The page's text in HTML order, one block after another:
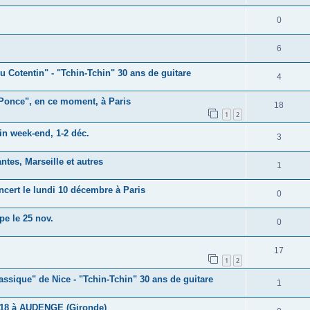
n
s
o
n
s
é
o
n
s
0R
é
o
n
s
6R
é
o
s
e
Cotentin" - "Tchin-Tchin" 30 ans de guitare 4R
é
s
en ce moment, à Paris
1 2
18
é
e
week-end, 1-2 déc. 3R
é
o
n
s
Marseille et autres 1
é
o
n
s
e
le lundi 10 décembre à Paris 0R
é
o
s
le 25 nov. 0R
é
1 2
17
é
de Nice - "Tchin-Tchin" 30 ans de guitare 1
é
à AUDENGE (Gironde)